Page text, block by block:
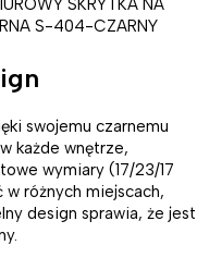
swojemu czarnemu
każde wnętrze,
wymiary (17/23/17
w różnych miejscach,
design sprawia, że jest